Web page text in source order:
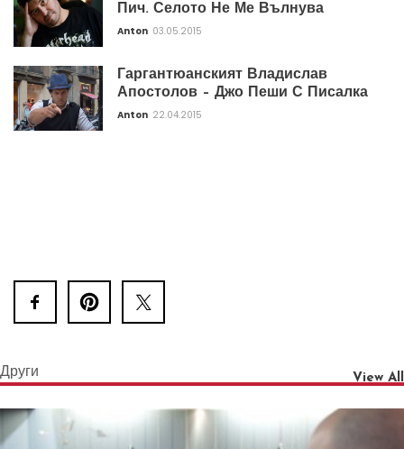
Пич. Селото Не Ме Вълнува
Anton 03.05.2015
Гаргантюанският Владислав
Апостолов – Джо Пеши С Писалка
Anton 22.04.2015
Други View All